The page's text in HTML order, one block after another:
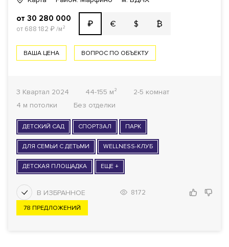
от 30 280 000
от 688 182 ₽/м² ₽ € $ ₿
ВАША ЦЕНА ВОПРОС ПО ОБЪЕКТУ
3 Квартал 2024 44-155 м²
2-5 комнат
4 м потолки
Без отделки
ДЕТСКИЙ САД СПОРТЗАЛ ПАРК
ДЛЯ СЕМЬИ С ДЕТЬМИ WELLNESS-КЛУБ
ДЕТСКАЯ ПЛОЩАДКА ЕЩЕ +
8172
78 ПРЕДЛОЖЕНИЙ